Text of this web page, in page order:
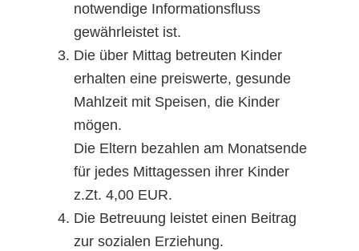
notwendige Informationsfluss
gewährleistet ist.
Die über Mittag betreuten Kinder
erhalten eine preiswerte, gesunde
Mahlzeit mit Speisen, die Kinder
mögen.
Die Eltern bezahlen am Monatsende
für jedes Mittagessen ihrer Kinder
z.Zt. 4,00 EUR.
Die Betreuung leistet einen Beitrag
zur sozialen Erziehung.